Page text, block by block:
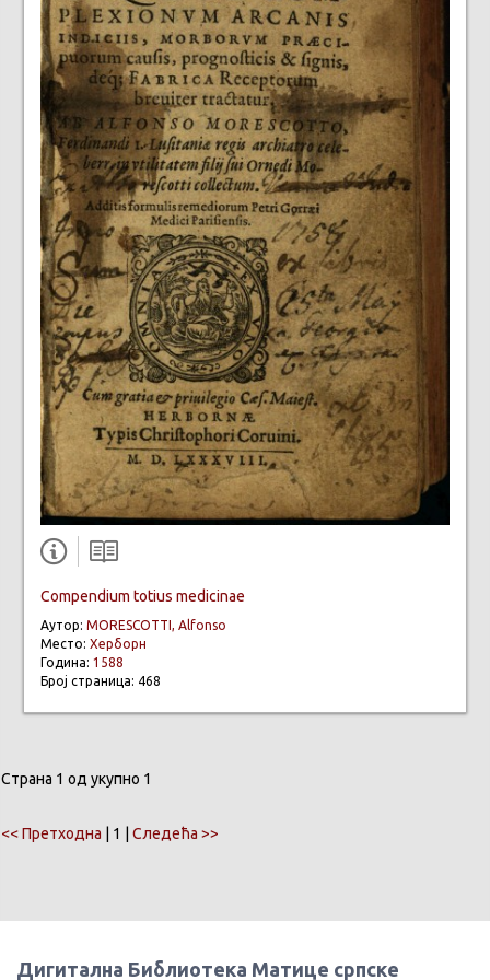
Compendium totius medicinае
Аутор: MORESCOTTI, Alfonso
Место: Херборн
Година: 1588
Број страница: 468
Страна 1 од укупно 1
<< Претходна | 1 | Следећа >>
Дигитална Библиотека Матице српске